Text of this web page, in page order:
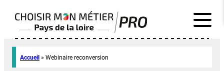
Accueil » Webinaire reconversion